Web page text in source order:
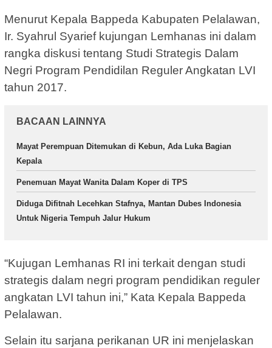
Menurut Kepala Bappeda Kabupaten Pelalawan,
Ir. Syahrul Syarief kujungan Lemhanas ini dalam
rangka diskusi tentang Studi Strategis Dalam
Negri Program Pendidilan Reguler Angkatan LVI
tahun 2017.
BACAAN LAINNYA
Mayat Perempuan Ditemukan di Kebun, Ada Luka Bagian
Kepala
Penemuan Mayat Wanita Dalam Koper di TPS
Diduga Difitnah Lecehkan Stafnya, Mantan Dubes Indonesia
Untuk Nigeria Tempuh Jalur Hukum
“Kujugan Lemhanas RI ini terkait dengan studi
strategis dalam negri program pendidikan reguler
angkatan LVI tahun ini,” Kata Kepala Bappeda
Pelalawan.
Selain itu sarjana perikanan UR ini menjelaskan